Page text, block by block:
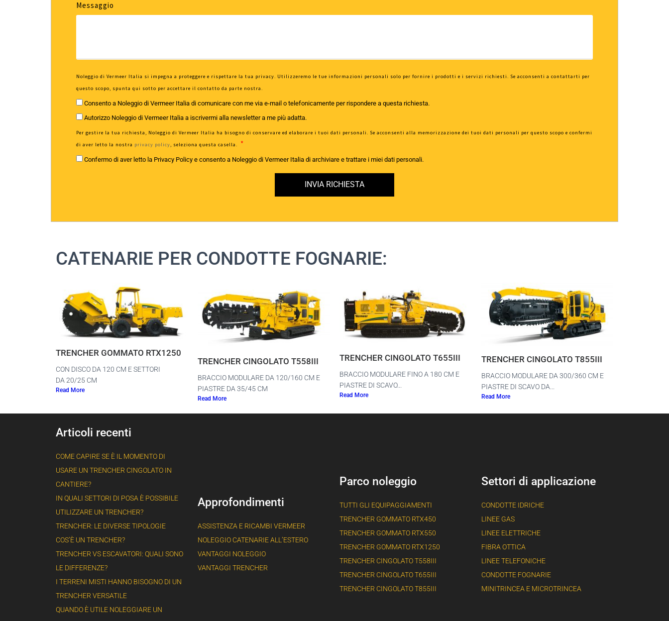
Messaggio
Noleggio di Vermeer Italia si impegna a proteggere e rispettare la tua privacy. Utilizzeremo le tue informazioni personali solo per fornire i prodotti e i servizi richiesti. Se acconsenti a contattarti per
questo scopo, spunta qui sotto per accettare il contatto da parte nostra.
Consento a Noleggio di Vermeer Italia di comunicare con me via e-mail o telefonicamente per rispondere a questa richiesta.
Autorizzo Noleggio di Vermeer Italia a iscrivermi alla newsletter a me più adatta.
Per gestire la tua richiesta, Noleggio di Vermeer Italia ha bisogno di conservare ed elaborare i tuoi dati personali. Se acconsenti alla memorizzazione dei tuoi dati personali per questo scopo e confermi
di aver letto la nostra privacy policy, seleziona questa casella.
Confermo di aver letto la Privacy Policy e consento a Noleggio di Vermeer Italia di archiviare e trattare i miei dati personali.
INVIA RICHIESTA
CATENARIE PER CONDOTTE FOGNARIE:
TRENCHER GOMMATO RTX1250
CON DISCO DA 120 CM E SETTORI
DA 20/25 CM
Read More
TRENCHER CINGOLATO T558III
BRACCIO MODULARE DA 120/160 CM E
PIASTRE DA 35/45 CM
Read More
TRENCHER CINGOLATO T655III
BRACCIO MODULARE FINO A 180 CM E
PIASTRE DI SCAVO...
Read More
TRENCHER CINGOLATO T855III
BRACCIO MODULARE DA 300/360 CM E
PIASTRE DI SCAVO DA...
Read More
Articoli recenti
COME CAPIRE SE È IL MOMENTO DI
USARE UN TRENCHER CINGOLATO IN
CANTIERE?
IN QUALI SETTORI DI POSA È POSSIBILE
UTILIZZARE UN TRENCHER?
TRENCHER: LE DIVERSE TIPOLOGIE
COS’È UN TRENCHER?
TRENCHER VS ESCAVATORI: QUALI SONO
LE DIFFERENZE?
I TERRENI MISTI HANNO BISOGNO DI UN
TRENCHER VERSATILE
QUANDO È UTILE NOLEGGIARE UN
Approfondimenti
ASSISTENZA E RICAMBI VERMEER
NOLEGGIO CATENARIE ALL’ESTERO
VANTAGGI NOLEGGIO
VANTAGGI TRENCHER
Parco noleggio
TUTTI GLI EQUIPAGGIAMENTI
TRENCHER GOMMATO RTX450
TRENCHER GOMMATO RTX550
TRENCHER GOMMATO RTX1250
TRENCHER CINGOLATO T558III
TRENCHER CINGOLATO T655III
TRENCHER CINGOLATO T855III
Settori di applicazione
CONDOTTE IDRICHE
LINEE GAS
LINEE ELETTRICHE
FIBRA OTTICA
LINEE TELEFONICHE
CONDOTTE FOGNARIE
MINITRINCEA E MICROTRINCEA